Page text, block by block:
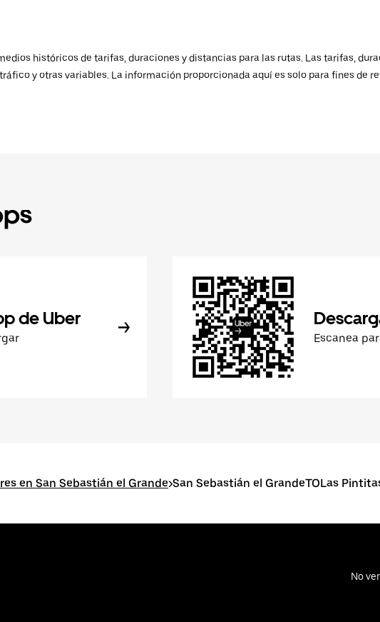
históricos de tarifas, duraciones y distancias para las rutas. Las tarifas,
y otras variables. La información proporcionada aquí es solo para fines de
de Uber
Escanea
en San Sebastián el Grande>San Sebastián el GrandeTOLas
No